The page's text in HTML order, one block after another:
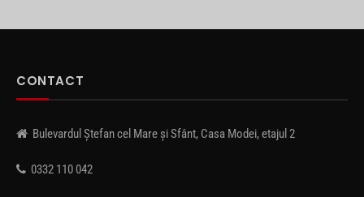
CONTACT
Bulevardul Ștefan cel Mare și Sfânt, Casa Modei, etajul 2
0332 110 042